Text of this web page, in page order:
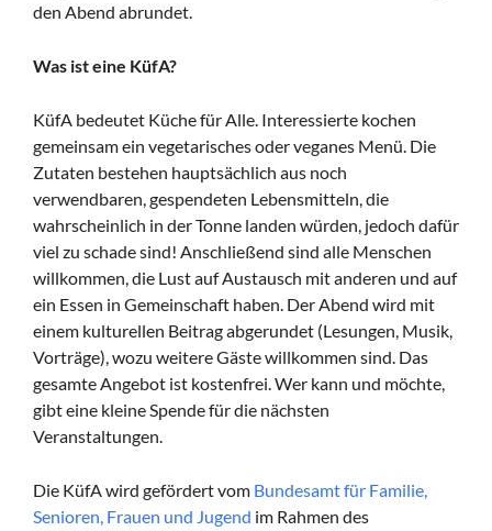
den Abend abrundet.
Was ist eine KüfA?
KüfA bedeutet Küche für Alle. Interessierte kochen
gemeinsam ein vegetarisches oder veganes Menü. Die
Zutaten bestehen hauptsächlich aus noch
verwendbaren, gespendeten Lebensmitteln, die
wahrscheinlich in der Tonne landen würden, jedoch dafür
viel zu schade sind! Anschließend sind alle Menschen
willkommen, die Lust auf Austausch mit anderen und auf
ein Essen in Gemeinschaft haben. Der Abend wird mit
einem kulturellen Beitrag abgerundet (Lesungen, Musik,
Vorträge), wozu weitere Gäste willkommen sind. Das
gesamte Angebot ist kostenfrei. Wer kann und möchte,
gibt eine kleine Spende für die nächsten
Veranstaltungen.
Die KüfA wird gefördert vom Bundesamt für Familie,
Senioren, Frauen und Jugend im Rahmen des